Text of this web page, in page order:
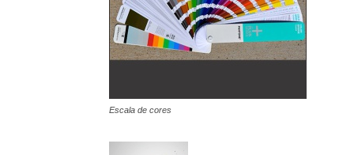
Escala de cores